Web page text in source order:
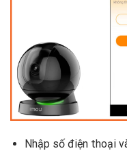
Nhập số điện thoại